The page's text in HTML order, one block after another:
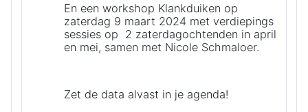
En een workshop Klankduiken op
zaterdag 9 maart 2024 met verdiepings
sessies op 2 zaterdagochtenden in april
en mei, samen met Nicole Schmaloer.
Zet de data alvast in je agenda!